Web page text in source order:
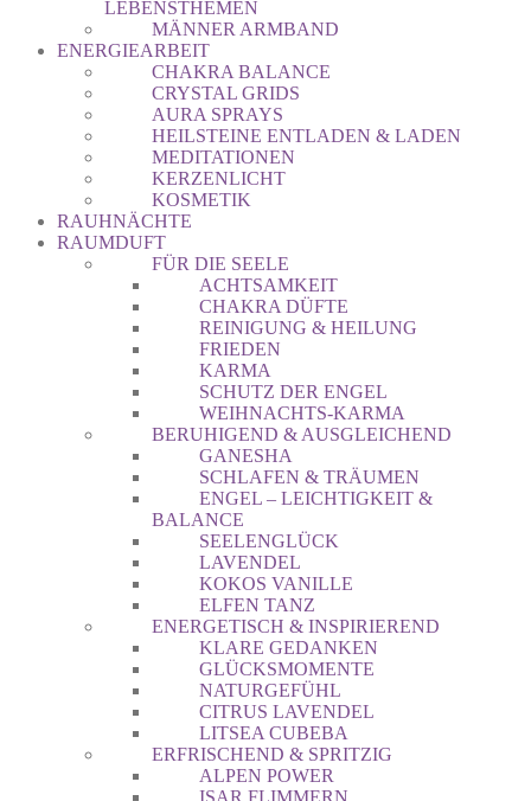
LEBENSTHEMEN
MÄNNER ARMBAND
ENERGIEARBEIT
CHAKRA BALANCE
CRYSTAL GRIDS
AURA SPRAYS
HEILSTEINE ENTLADEN & LADEN
MEDITATIONEN
KERZENLICHT
KOSMETIK
RAUHNÄCHTE
RAUMDUFT
FÜR DIE SEELE
ACHTSAMKEIT
CHAKRA DÜFTE
REINIGUNG & HEILUNG
FRIEDEN
KARMA
SCHUTZ DER ENGEL
WEIHNACHTS-KARMA
BERUHIGEND & AUSGLEICHEND
GANESHA
SCHLAFEN & TRÄUMEN
ENGEL – LEICHTIGKEIT &
BALANCE
SEELENGLÜCK
LAVENDEL
KOKOS VANILLE
ELFEN TANZ
ENERGETISCH & INSPIRIEREND
KLARE GEDANKEN
GLÜCKSMOMENTE
NATURGEFÜHL
CITRUS LAVENDEL
LITSEA CUBEBA
ERFRISCHEND & SPRITZIG
ALPEN POWER
ISAR FLIMMERN